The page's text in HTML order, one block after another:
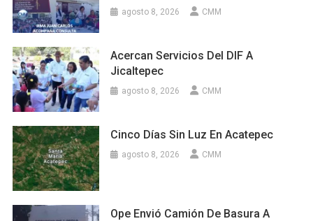
agosto 8, 2026 CMM
Acercan Servicios Del DIF A
Jicaltepec
agosto 8, 2026 CMM
Cinco Días Sin Luz En Acatepec
agosto 8, 2026 CMM
Ope Envió Camión De Basura A